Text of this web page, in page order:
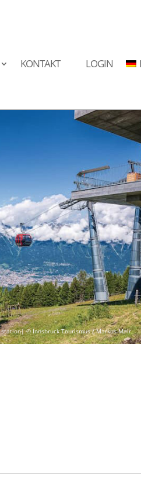
KONTAKT LOGIN
© Innsbruck Tourismus / Markus Mair